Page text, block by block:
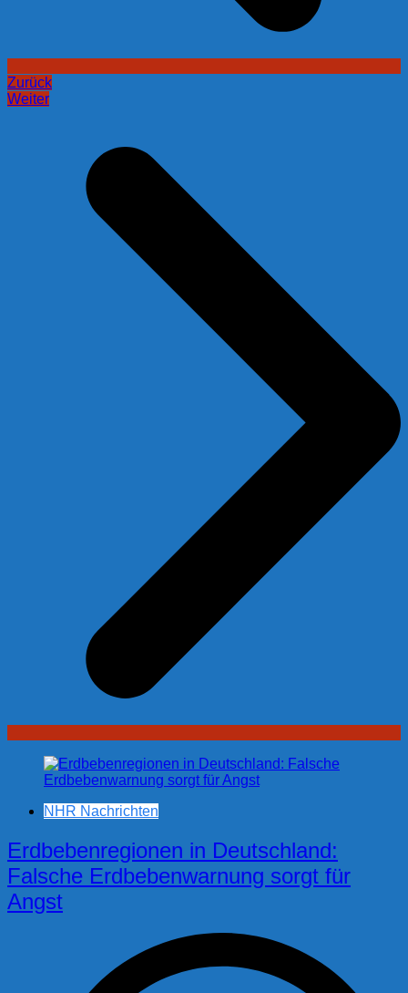
Zurück
Weiter
NHR Nachrichten
Erdbebenregionen in Deutschland:
Falsche Erdbebenwarnung sorgt für
Angst